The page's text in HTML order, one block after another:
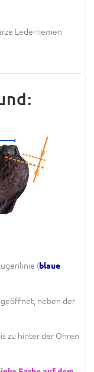
Lederriemen
(blaue
geöffnet, neben der
zu hinter der Ohren